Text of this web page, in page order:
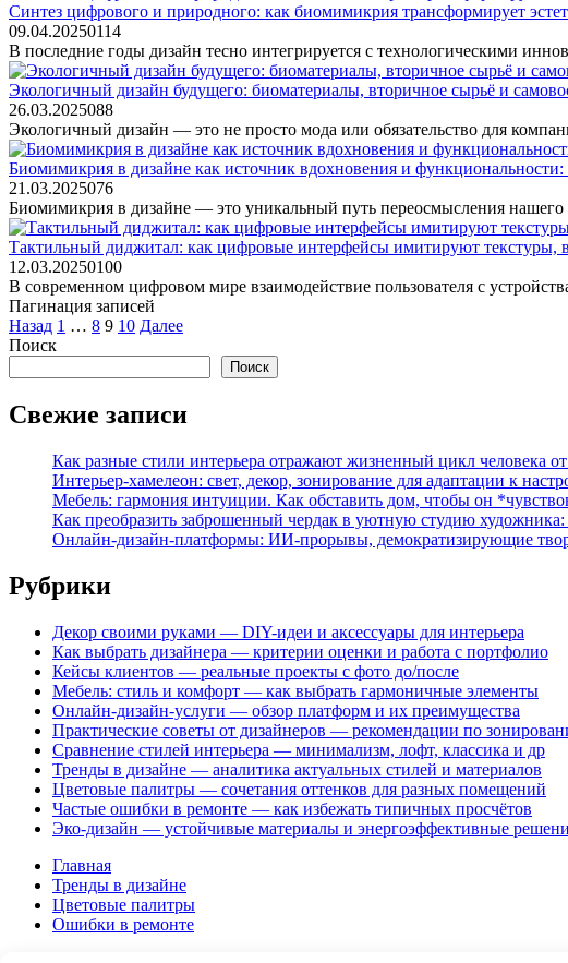
Синтез цифрового и природного: как биомимикрия трансформирует
09.04.20250114
В последние годы дизайн тесно интегрируется с технологическими
Экологичный дизайн будущего: биоматериалы, вторичное сырьё и
26.03.2025088
Экологичный дизайн — это не просто мода или обязательство для
Биомимикрия в дизайне как источник вдохновения и функциональности:
21.03.2025076
Биомимикрия в дизайне — это уникальный путь переосмысления
Тактильный диджитал: как цифровые интерфейсы имитируют текстуры,
12.03.20250100
В современном цифровом мире взаимодействие пользователя с
Пагинация записей
Назад 1 … 8 9 10 Далее
Поиск
Поиск
Свежие записи
Как разные стили интерьера отражают жизненный цикл человека
Интерьер-хамелеон: свет, декор, зонирование для адаптации к
Мебель: гармония интуиции. Как обставить дом, чтобы он
Как преобразить заброшенный чердак в уютную студию
Онлайн-дизайн-платформы: ИИ-прорывы, демократизирующие
Рубрики
Декор своими руками — DIY-идеи и аксессуары для интерьера
Как выбрать дизайнера — критерии оценки и работа с портфолио
Кейсы клиентов — реальные проекты с фото до/после
Мебель: стиль и комфорт — как выбрать гармоничные элементы
Онлайн-дизайн-услуги — обзор платформ и их преимущества
Практические советы от дизайнеров — рекомендации по
Сравнение стилей интерьера — минимализм, лофт, классика и др
Тренды в дизайне — аналитика актуальных стилей и материалов
Цветовые палитры — сочетания оттенков для разных помещений
Частые ошибки в ремонте — как избежать типичных просчётов
Эко-дизайн — устойчивые материалы и энергоэффективные
Главная
Тренды в дизайне
Цветовые палитры
Ошибки в ремонте